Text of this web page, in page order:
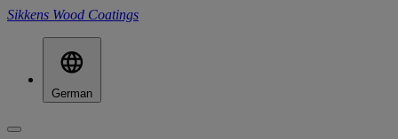
Sikkens Wood Coatings
German